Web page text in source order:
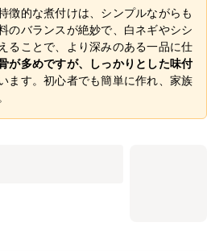
徴的な煮付けは、シンプルながらも
のバランスが絶妙で、白ネギやシシ
ることで、より深みのある一品に仕
が多めですが、しっかりとした味付
ます。初心者でも簡単に作れ、家族